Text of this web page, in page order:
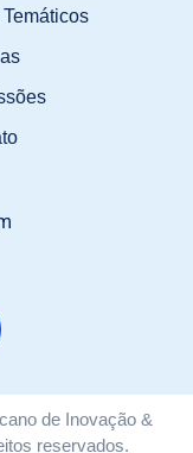
de Inovação &
reservados.